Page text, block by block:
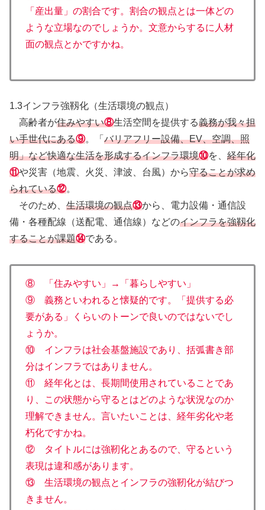
「産出量」の割合です。割合の観点とは一体どの
ような立場なのでしょうか。文意からするに人材
面の観点とかですかね。
1.3インフラ強靱化（生活環境の観点）
高齢者が住みやすい⑧生活空間を提供する義務が我々担
い手世代にある⑨。「 バリアフリー設備、EV、空調、照
明」など快適な生活を形成するインフラ環境⑩を、 経年化
⑪や災害（地震、火災、津波、台風）から守ることが求め
られている⑫。
そのため、 生活環境の観点⑬から、電力設備・通信設
備・各種配線（送配電、通信線）などのインフラを強靱化
することが課題⑭である。
⑧ 「住みやすい」→「暮らしやすい」
⑨ 義務といわれると懐疑的です。「提供する必
要がある」くらいのトーンで良いのではないでし
ょうか。
⑩ インフラは社会基盤施設であり、括弧書き部
分はインフラではありません。
⑪ 経年化とは、長期間使用されていることであ
り、この状態から守るとはどのような状況なのか
理解できません。言いたいことは、経年劣化や老
朽化ですかね。
⑫ タイトルには強靭化とあるので、守るという
表現は違和感があります。
⑬ 生活環境の観点とインフラの強靭化が結びつ
きません。